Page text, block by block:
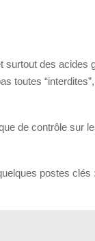
surtout des acides
toutes
de contrôle sur
postes clés